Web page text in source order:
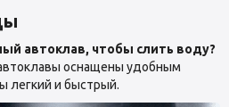
автоклав, чтобы слить воду?
оснащены удобным
легкий и быстрый.